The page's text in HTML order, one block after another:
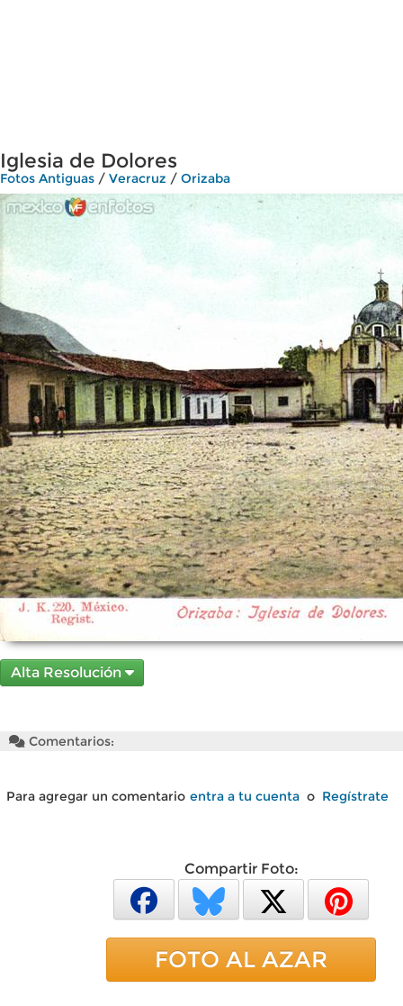
Iglesia de Dolores
Fotos Antiguas / Veracruz / Orizaba
Alta Resolución
Comentarios:
Para agregar un comentario entra a tu cuenta o Regístrate
Compartir Foto:
FOTO AL AZAR